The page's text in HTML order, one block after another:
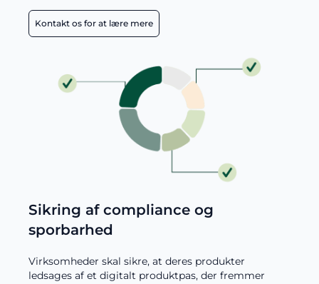
Kontakt os for at lære mere
Sikring af compliance og
sporbarhed
Virksomheder skal sikre, at deres produkter
ledsages af et digitalt produktpas, der fremmer